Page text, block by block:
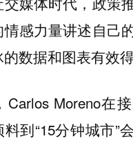
情感力量讲述自己
数据和图表有效得
Carlos Moreno在
到“15分钟城市”